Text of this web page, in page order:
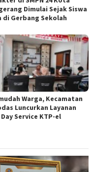
Dimulai Sejak Siswa
di Gerbang Sekolah
Warga, Kecamatan
Luncurkan Layanan
Day Service KTP-el